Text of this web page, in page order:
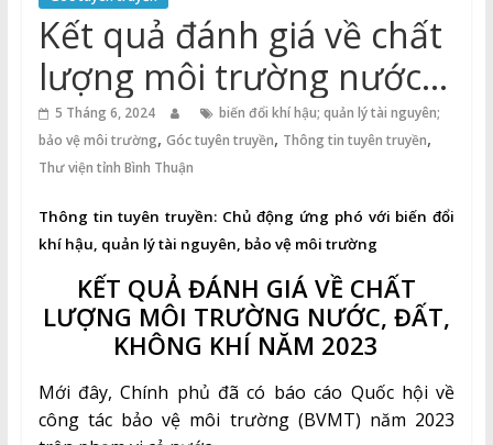
Thuận
Cổng
Vào
Tri
Thức
Kết quả đánh giá về chất
lượng môi trường nước,
đất, không khí năm 2023
5 Tháng 6, 2024
biến đổi khí hậu; quản lý tài nguyên;
bảo vệ môi trường, Góc tuyên truyền, Thông tin tuyên truyền,
Thư viện tỉnh Bình Thuận
Thông tin tuyên truyền: Chủ động ứng phó với biến đổi
khí hậu, quản lý tài nguyên, bảo vệ môi trường
KẾT QUẢ ĐÁNH GIÁ VỀ CHẤT
LƯỢNG MÔI TRƯỜNG NƯỚC, ĐẤT,
KHÔNG KHÍ NĂM 2023
Mới đây, Chính phủ đã có báo cáo Quốc hội về
công tác bảo vệ môi trường (BVMT) năm 2023